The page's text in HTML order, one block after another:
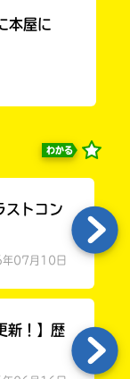
本屋に
わかる
ストコン
07月10日
新！】歴